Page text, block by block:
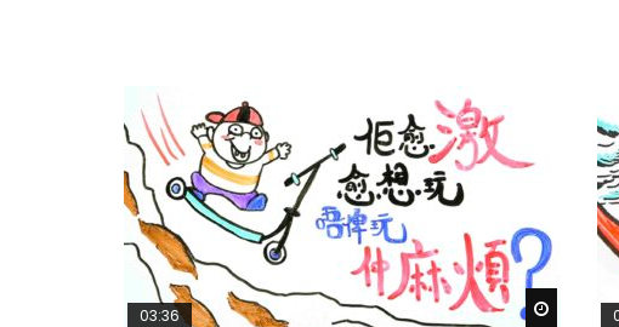
Watch
03:36